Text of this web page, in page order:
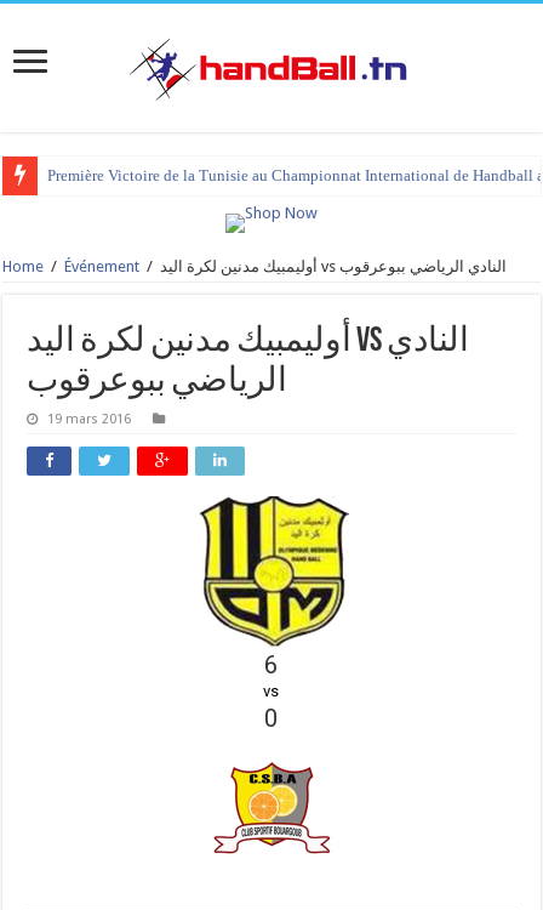
Première Victoire de la Tunisie au Championnat International de Handball
Home / Événement / أوليمبيك مدنين لكرة اليد vs النادي الرياضي ببوعرقوب
أوليمبيك مدنين لكرة اليد vs النادي
الرياضي ببوعرقوب
19 mars 2016
6
vs
0